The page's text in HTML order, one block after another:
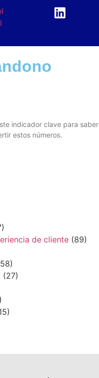
indicador clave para saber
estos números.
de cliente (89)
(27)